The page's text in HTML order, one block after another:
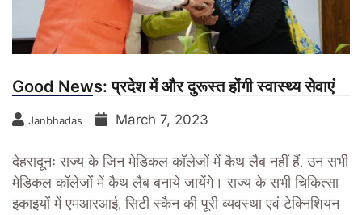
Good News: प्रदेश में और दुरूस्त होंगी स्वास्थ्य सेवाएं
Janbhadas March 7, 2023
देहरादूनः राज्य के जिन मेडिकल कॉलेजों में कैथ लैब नहीं हैं, उन सभी
मेडिकल कॉलेजों में कैथ लैब बनाये जायेंगे। राज्य के सभी चिकित्सा
इकाइयों में एमआरआई, सिटी स्कैन की पूरी व्यवस्था एवं टेक्निशियन